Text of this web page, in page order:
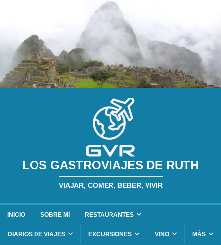
LOS GASTROVIAJES DE RUTH
VIAJAR, COMER, BEBER, VIVIR
INICIO SOBRE MÍ RESTAURANTES
DIARIOS DE VIAJES EXCURSIONES VINO MÁS